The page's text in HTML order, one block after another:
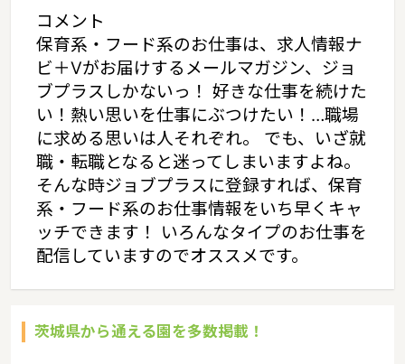
コメント
保育系・フード系のお仕事は、求人情報ナ
ビ＋Vがお届けするメールマガジン、ジョ
ブプラスしかないっ！ 好きな仕事を続けた
い！熱い思いを仕事にぶつけたい！…職場
に求める思いは人それぞれ。 でも、いざ就
職・転職となると迷ってしまいますよね。
そんな時ジョブプラスに登録すれば、保育
系・フード系のお仕事情報をいち早くキャ
ッチできます！ いろんなタイプのお仕事を
配信していますのでオススメです。
茨城県から通える園を多数掲載！